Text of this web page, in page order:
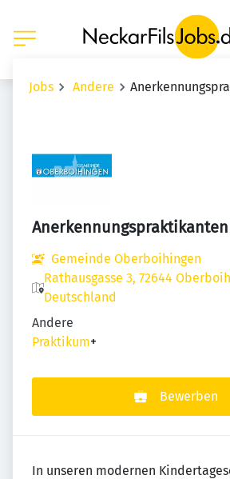
Jobs Andere
Gemeinde Oberboihingen
Rathausgasse 3, 72644
Deutschland
Andere
Praktikum+
Bewerben
In unseren modernen